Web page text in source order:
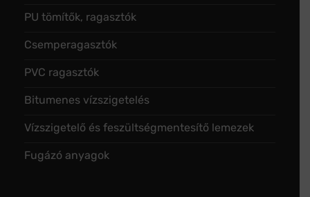
PU tömítők, ragasztók
Csemperagasztók
PVC ragasztók
Bitumenes vízszigetelés
Vízszigetelő és feszültségmentesítő lemezek
Fugázó anyagok